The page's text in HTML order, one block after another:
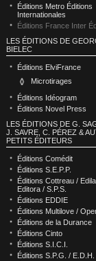
Éditions Metro Éditions
Internationales
Éditions France Inter
LES ÉDITIONS DE
BIELEC
Éditions ElviFrance
Microtirages
Éditions Idéogram
Éditions Novel Press
LES ÉDITIONS DE G.
J. SAVRE, C. PÉREZ &
PETITS ÉDITEURS
Éditions Comédit
Éditions S.E.P.P.
Éditions Cottreau /
Editora / S.P.S.
Éditions EDDIE
Éditions Multilove /
Éditions de la Durance
Éditions Cinto
Éditions S.I.C.I.
Éditions S.P.G. / E.D.H.